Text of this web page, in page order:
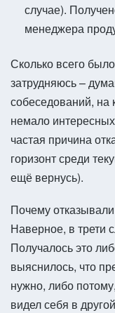
случае).
менеджера
Сколько всего
затрудняюсь –
собеседований,
немало
частая причина
горизонт среди
ещё вернусь).
Почему
Наверное, в трети
Получалось это
выяснилось, что
нужно, либо
видел себя в